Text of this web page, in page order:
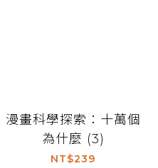
漫畫科學探索：十萬個
為什麼 (3)
NT$239